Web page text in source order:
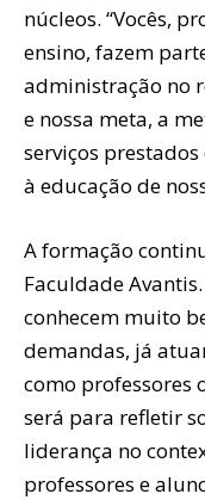
núcleos. “Vocês,
ensino, fazem
administração no
e nossa meta, a
serviços
à educação de
A formação
Faculdade
conhecem muito
demandas, já
como professores
será para refletir
liderança no
professores e